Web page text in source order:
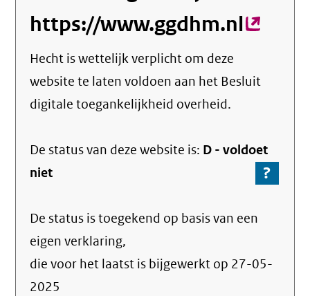
https://www.ggdhm.nl
Hecht is wettelijk verplicht om deze
website te laten voldoen aan het Besluit
digitale toegankelijkheid overheid.
De status van dezewebsite is: D -voldoet
niet
?
Ga
over
De status is toegekend op basis van een
eigen verklaring,
die voor het laatst is bijgewerkt op 27-05-
2025